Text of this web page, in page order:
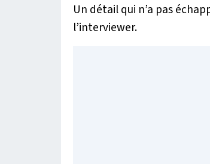
Un détail qui n’a pas
l’interviewer.